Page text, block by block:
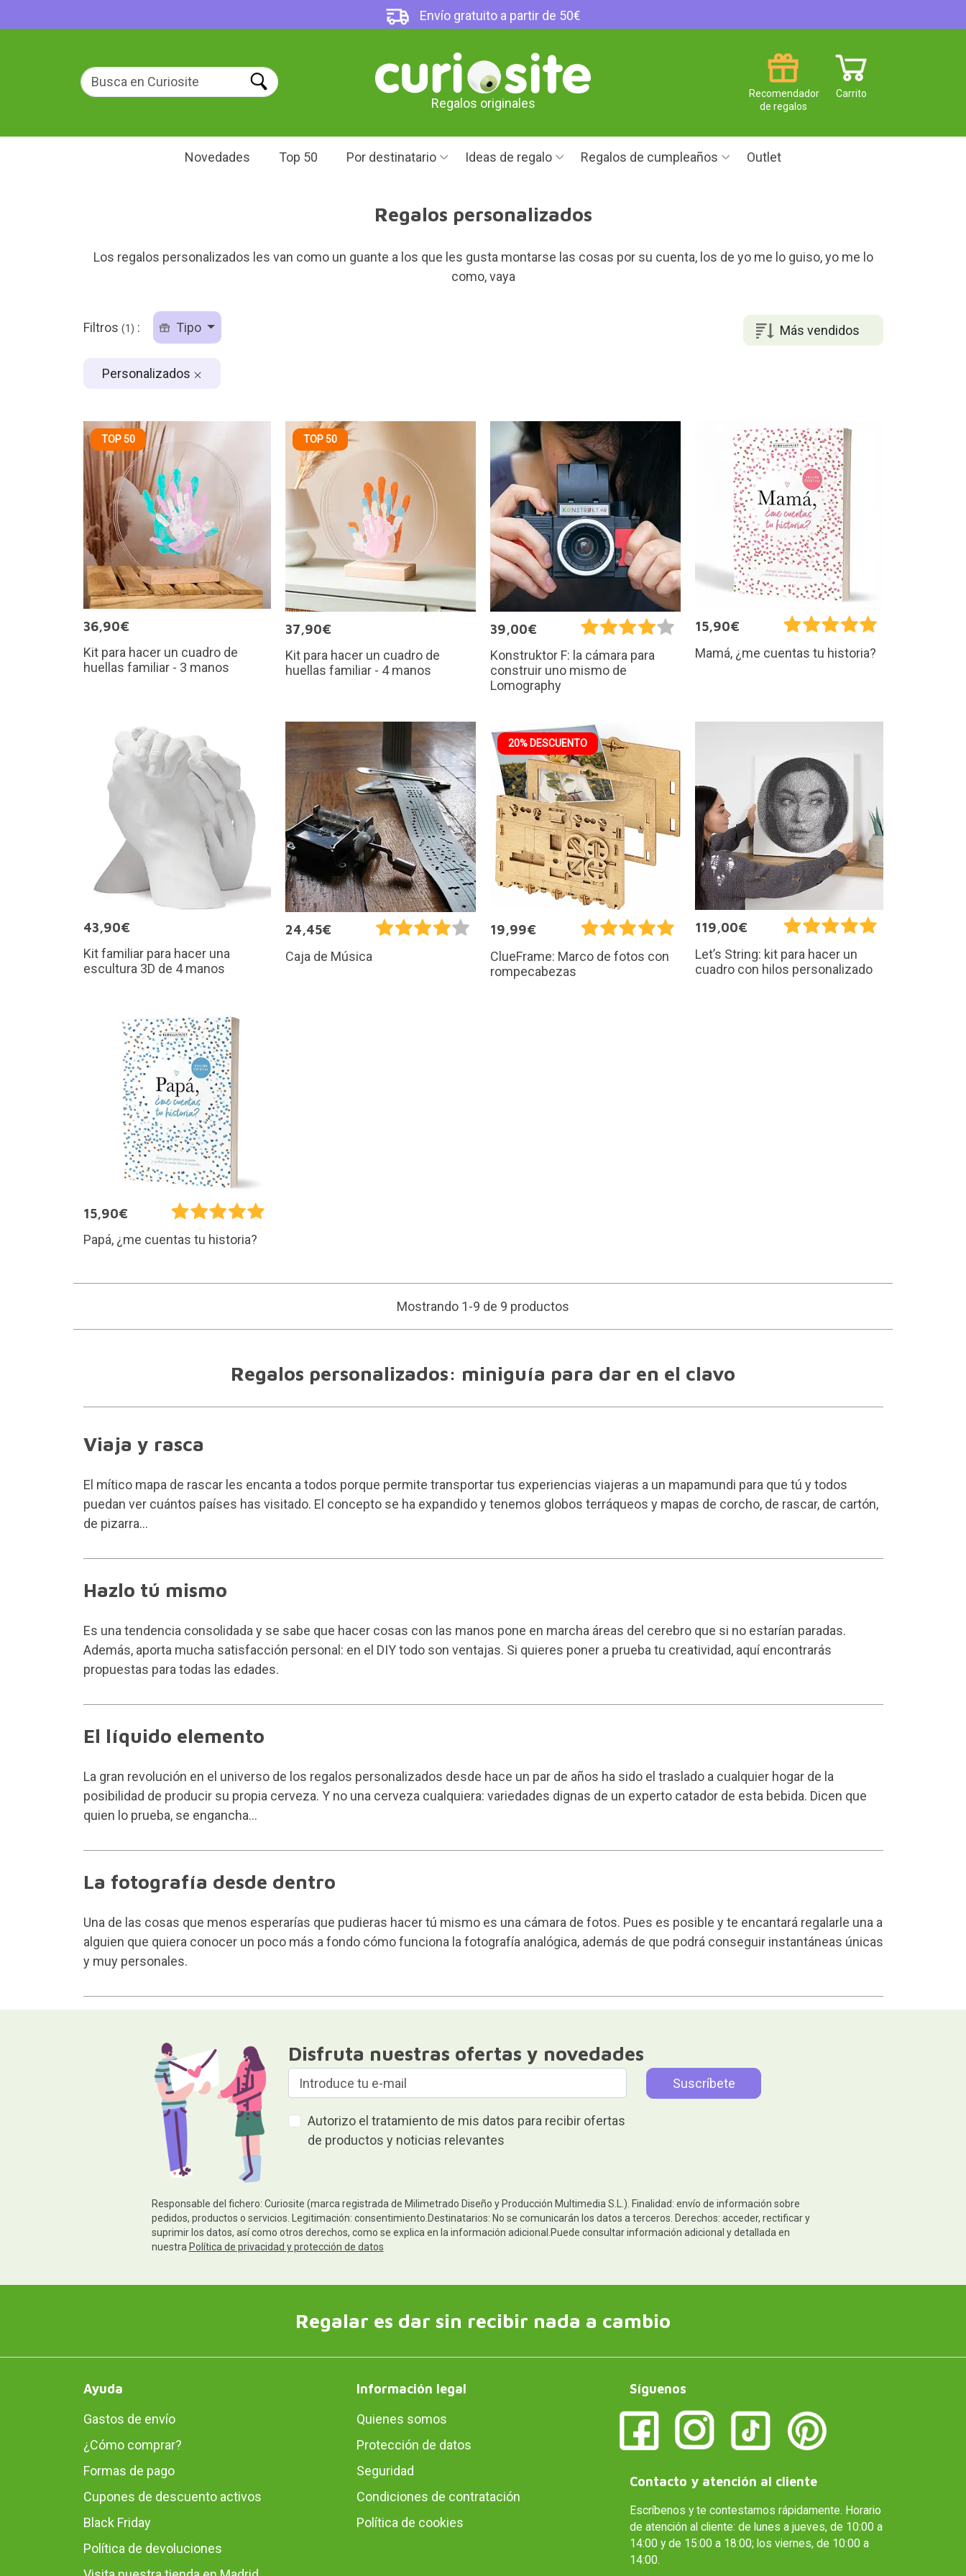
Envío gratuito a partir de 50€
Regalos originales
Carrito
Recomendador
de regalos
Novedades Top 50 Por destinatario Ideas de regalo Regalos de cumpleaños Outlet
Regalos personalizados
Los regalos personalizados les van como un guante a los que les gusta montarse las cosas por su cuenta, los de yo me lo guiso, yo me lo
como, vaya
Más vendidos
Filtros (1) : Tipo
Personalizados
TOP 50
36,90€
Kit para hacer un cuadro de
huellas familiar - 3 manos
TOP 50
37,90€
Kit para hacer un cuadro de
huellas familiar - 4 manos
39,00€
Konstruktor F: la cámara para
construir uno mismo de
Lomography
15,90€
Mamá, ¿me cuentas tu historia?
43,90€
Kit familiar para hacer una
escultura 3D de 4 manos
24,45€
Caja de Música
20% DESCUENTO
19,99€
ClueFrame: Marco de fotos con
rompecabezas
119,00€
Let’s String: kit para hacer un
cuadro con hilos personalizado
15,90€
Papá, ¿me cuentas tu historia?
Mostrando 1-9 de 9 productos
Regalos personalizados: miniguía para dar en el clavo
Viaja y rasca
El mítico mapa de rascar les encanta a todos porque permite transportar tus experiencias viajeras a un mapamundi para que tú y todos
puedan ver cuántos países has visitado. El concepto se ha expandidoy tenemos globos terráqueos y mapas de corcho, de rascar, de cartón,
de pizarra...
Hazlo tú mismo
Es una tendencia consolidada y se sabe que hacer cosas con las manos pone en marcha áreas del cerebro que si no estarían paradas.
Además, aporta mucha satisfacción personal: en el DIY todo son ventajas. Si quieres poner a prueba tu creatividad, aquíencontrarás
propuestas para todas las edades.
El líquido elemento
La gran revolución en el universo de los regalos personalizados desde hace un par de años ha sido el traslado a cualquier hogar de la
posibilidad de producir su propia cerveza. Y no una cerveza cualquiera: variedades dignas de un experto catador de esta bebida. Dicen que
quien lo prueba, se engancha...
La fotografía desde dentro
Una de las cosas que menos esperarías que pudieras hacer tú mismo es una cámara de fotos. Pues es posible y te encantará regalarle una a
alguien que quiera conocer un poco más a fondo cómo funciona la fotografía analógica, además de que podrá conseguir instantáneas únicas
y muy personales.
Disfruta nuestras ofertas y novedades
Autorizo el tratamiento de mis datos para recibir ofertas
de productos y noticias relevantes
Responsable del fichero: Curiosite (marca registrada de Milimetrado Diseño y Producción Multimedia S.L.). Finalidad: envío de información sobre
pedidos, productos o servicios. Legitimación: consentimiento.Destinatarios: No se comunicarán los datos a terceros. Derechos: acceder, rectificar y
suprimir los datos, así como otros derechos, como se explica en la información adicional.Puede consultar información adicional y detallada en
nuestra Política de privacidad y protección de datos
Regalar es dar sin recibir nada a cambio
Ayuda
Gastos de envío
¿Cómo comprar?
Formas de pago
Cupones de descuento activos
Black Friday
Política de devoluciones
Información legal
Quienes somos
Protección de datos
Seguridad
Condiciones de contratación
Política de cookies
Síguenos
Contacto y atención al cliente
Escríbenos y te contestamos rápidamente. Horario
de atención al cliente: de lunes a jueves, de 10:00 a
14:00 y de 15:00 a 18:00; los viernes, de 10:00 a
14:00.